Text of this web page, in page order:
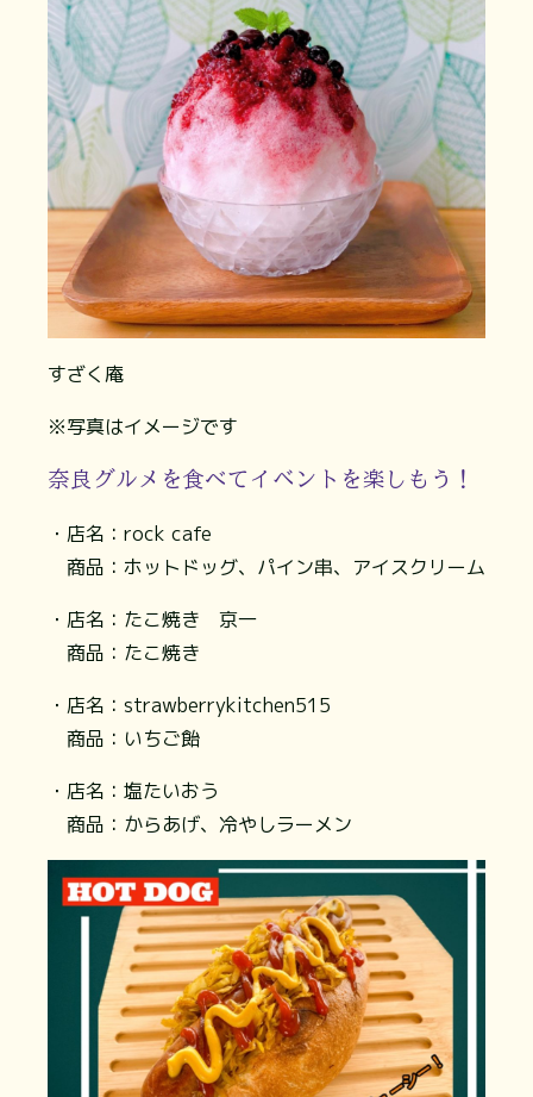
すざく庵
※写真はイメージです
奈良グルメを食べてイベントを楽しもう！
・店名：rock cafe
商品：ホットドッグ、パイン串、アイスクリーム
・店名：たこ焼き 京一
商品：たこ焼き
・店名：strawberrykitchen515
商品：いちご飴
・店名：塩たいおう
商品：からあげ、冷やしラーメン